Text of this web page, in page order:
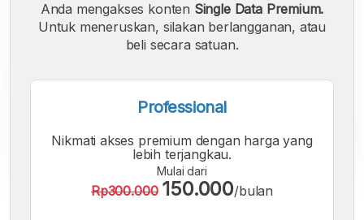
A A A
Anda mengakses konten Single Data Premium.
Untuk meneruskan, silakan berlangganan, atau
beli secara satuan.
Professional
Nikmati akses premium dengan harga yang
lebih terjangkau.
Mulai dari
Rp300.000 150.000/bulan